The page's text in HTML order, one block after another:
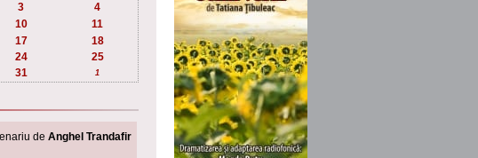
3
4
10
11
17
18
24
25
31 1
de Anghel Trandafir